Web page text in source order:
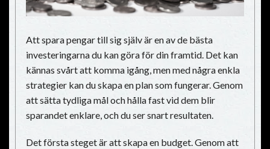
Att spara pengar till sig själv är en av de bästa
investeringarna du kan göra för din framtid. Det kan
kännas svårt att komma igång, men med några enkla
strategier kan du skapa en plan som fungerar. Genom
att sätta tydliga mål och hålla fast vid dem blir
sparandet enklare, och du ser snart resultaten.
Det första steget är att skapa en budget. Genom att